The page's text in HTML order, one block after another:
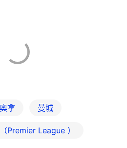
拿 曼城
Premier League ）